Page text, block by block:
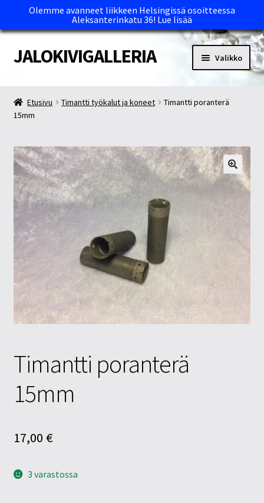
Olemme avanneet liikkeen Helsingissä osoitteessa
Aleksanterinkatu 36! Lue lisää
Siirry
navigointiin
Siirry
sisältöön
JALOKIVIGALLERIA Valikko
Kassa
Maksutavat ja Tärkeää tietää
Myymälät
Oma tili
Ostoskori
Tietosuojaseloste
Etusivu Timantti työkalut ja koneet
Timantti poranterä
15mm
Timantti poranterä
15mm
17,00 €
3 varastossa